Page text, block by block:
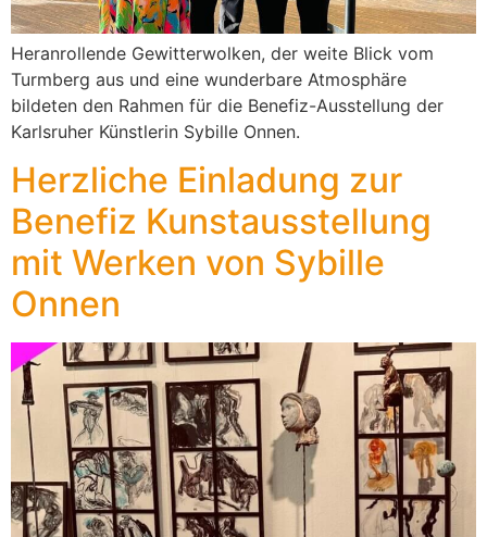
Heranrollende Gewitterwolken, der weite Blick vom
Turmberg aus und eine wunderbare Atmosphäre
bildeten den Rahmen für die Benefiz-Ausstellung der
Karlsruher Künstlerin Sybille Onnen.
Herzliche Einladung zur
Benefiz Kunstausstellung
mit Werken von Sybille
Onnen